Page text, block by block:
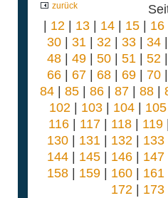
zurück
| 12 | 13| 14| 15| 16
30| 31 | 32 | 33| 34|
48| 49| 50| 51 | 52 |
66| 67| 68| 69| 70|
84| 85| 86| 87| 88|
102 | 103 | 104 | 105
116| 117| 118| 119|
130| 131 | 132 | 133
144| 145| 146| 147
158| 159| 160| 161
172 | 173